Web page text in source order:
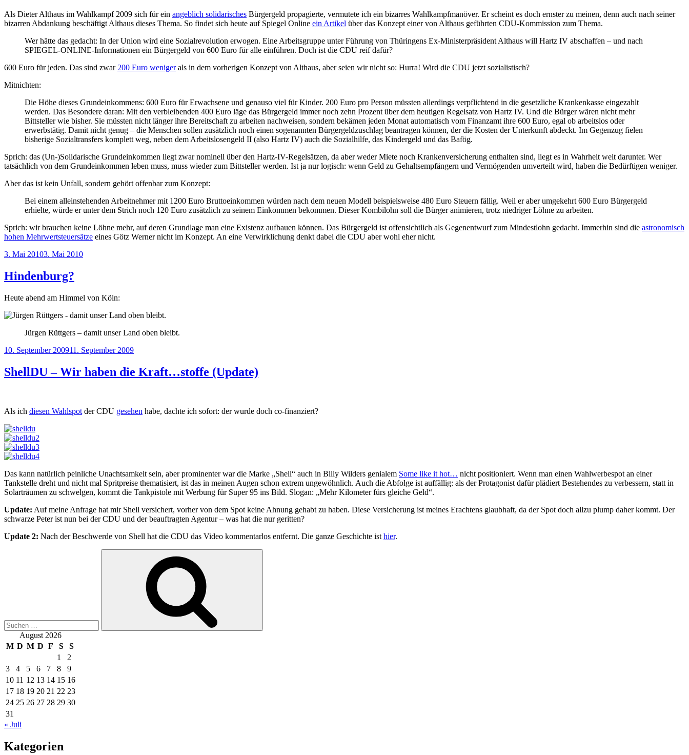
Als Dieter Althaus im Wahlkampf 2009 sich für ein angeblich solidarisches Bürgergeld propagierte, vermutete ich ein bizarres Wahlkampfmanöver. Er scheint es doch ernster zu meinen, denn auch nach seiner
bizarren Abdankung beschäftigt Althaus dieses Thema. So findet sich heute auf Spiegel Online ein Artikel über das Konzept einer von Althaus geführten CDU-Kommission zum Thema.
Wer hätte das gedacht: In der Union wird eine Sozialrevolution erwogen. Eine Arbeitsgruppe unter Führung von Thüringens Ex-Ministerpräsident Althaus will Hartz IV abschaffen – und nach
SPIEGEL-ONLINE-Informationen ein Bürgergeld von 600 Euro für alle einführen. Doch ist die CDU reif dafür?
600 Euro für jeden. Das sind zwar 200 Euro wenigerals in dem vorherigen Konzept von Althaus, aber seien wir nicht so: Hurra! Wird die CDU jetzt sozialistisch?
Mitnichten:
Die Höhe dieses Grundeinkommens: 600 Euro für Erwachsene und genauso viel für Kinder. 200 Euro pro Person müssten allerdings verpflichtend in die gesetzliche Krankenkasse eingezahlt
werden. Das Besondere daran: Mit den verbleibenden 400 Euro läge das Bürgergeld immer noch zehn Prozent über dem heutigen Regelsatz von Hartz IV. Und die Bürger wären nicht mehr
Bittsteller wie bisher. Sie müssten nicht länger ihre Bereitschaft zu arbeiten nachweisen, sondern bekämen jeden Monat automatisch vom Finanzamt ihre 600 Euro, egal ob arbeitslos oder
erwerbstätig. Damit nicht genug – die Menschen sollen zusätzlich noch einen sogenannten Bürgergeldzuschlag beantragen können, der die Kosten der Unterkunft abdeckt. Im Gegenzug fielen
bisherige Sozialtransfers komplett weg, neben dem Arbeitslosengeld II (also Hartz IV) auch die Sozialhilfe, das Kindergeld und das Bafög.
Sprich: das (Un-)Solidarische Grundeinkommen liegt zwar nominell über den Hartz-IV-Regelsätzen, da aber weder Miete noch Krankenversicherung enthalten sind, liegt es in Wahrheit weit darunter. Wer
tatsächlich von dem Grundeinkommen leben muss, muss wieder zum Bittsteller werden. Ist ja nur logisch: wenn Geld zu Gehaltsempfängern und Vermögenden umverteilt wird, haben die Bedürftigen weniger.
Aber das ist kein Unfall, sondern gehört offenbar zum Konzept:
Bei einem alleinstehenden Arbeitnehmer mit 1200 Euro Bruttoeinkommen würden nach dem neuen Modell beispielsweise 480 Euro Steuern fällig. Weil er aber umgekehrt 600 Euro Bürgergeld
erhielte, würde er unter dem Strich noch 120 Euro zusätzlich zu seinem Einkommen bekommen. Dieser Kombilohn soll die Bürger animieren, trotz niedriger Löhne zu arbeiten.
Sprich: wir brauchen keine Löhne mehr, auf deren Grundlage man eine Existenz aufbauen können. Das Bürgergeld ist offensichtlich als Gegenentwurf zum Mindestlohn gedacht. Immerhin sind die astronomisch
hohen Mehrwertsteuersätze eines Götz Werner nicht im Konzept. An eine Verwirklichung denkt dabei die CDU aber wohl eher nicht.
Veröffentlicht
3. Mai 20103. Mai 2010
Hindenburg?
Heute abend am Himmel von Köln:
Jürgen Rüttgers – damit unser Land oben bleibt.
Veröffentlicht
10. September 200911. September 2009
ShellDU – Wir haben die Kraft…stoffe (Update)
Als ich diesen Wahlspot der CDU gesehen habe, dachte ich sofort: der wurde doch co-finanziert?
Das kann natürlich peinliche Unachtsamkeit sein, aber prominenter war die Marke „Shell“ auch in Billy Wilders genialem Some like it hot… nicht positioniert. Wenn man einen Wahlwerbespot an einer
Tankstelle dreht und nicht mal Spritpreise thematisiert, ist das in meinen Augen schon extrem ungewöhnlich. Auch die Abfolge ist auffällig: als der Protagonist dafür plädiert Bestehendes zu verbessern, statt in
Solarträumen zu schwelgen, kommt die Tankpistole mit Werbung für Super 95 ins Bild. Slogan: „Mehr Kilometer fürs gleiche Geld“.
Update: Auf meine Anfrage hat mir Shell versichert, vorher von dem Spot keine Ahnung gehabt zu haben. Diese Versicherung ist meines Erachtens glaubhaft, da der Spot doch allzu plump daher kommt. Der
schwarze Peter ist nun bei der CDU und der beauftragten Agentur – was hat die nur geritten?
Update 2: Nach der Beschwerde von Shell hat die CDU das Video kommentarlos entfernt. Die ganze Geschichte ist hier.
August 2026
M D M D F S
S
1
2
3
4 5 6 7 8
9
10 11 12 13 14 15 16
17 18 19 20 21 22 23
24 25 26 27 28 29 30
31
« Juli
Kategorien